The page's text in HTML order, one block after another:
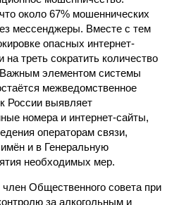
около 67% мошеннических
мессенджеры. Вместе с тем
опасных интернет-
на треть сократить количество
элементом системы
межведомственное
России выявляет
номера и интернет-сайты,
операторам связи,
и в Генеральную
необходимых мер.
Общественного совета при
за алкогольным и